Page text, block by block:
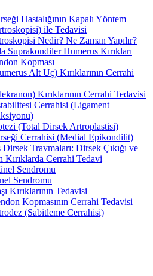
Hastalığının Kapalı Yöntem
ile Tedavisi
Nedir? Ne Zaman Yapılır?
Suprakondiler Humerus Kırıkları
Kopması
Alt Uç) Kırıklarının Cerrahi
Kırıklarının Cerrahi Tedavisi
Cerrahisi (Ligament
(Total Dirsek Artroplastisi)
Cerrahisi (Medial Epikondilit)
Travmaları: Dirsek Çıkığı ve
Kırıklarda Cerrahi Tedavi
Sendromu
Sendromu
Kırıklarının Tedavisi
Kopmasının Cerrahi Tedavisi
(Sabitleme Cerrahisi)